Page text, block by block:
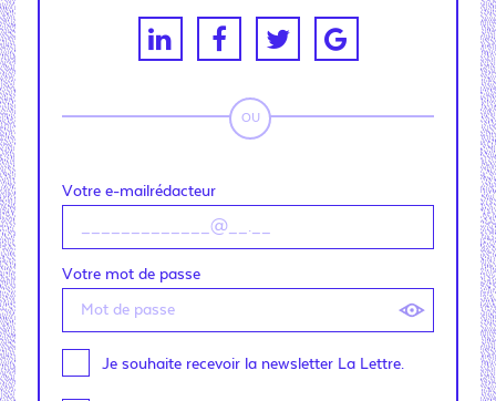
Votre e-mailrédacteur
Votre mot de passe
Je souhaite recevoir la newsletter La Lettre.